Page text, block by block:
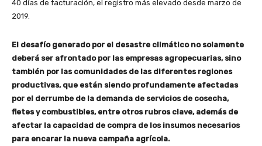
40 días de facturación, el registro más elevado desde marzo de
2019.
El desafío generado por el desastre climático no solamente
deberá ser afrontado por las empresas agropecuarias, sino
también por las comunidades de las diferentes regiones
productivas, que están siendo profundamente afectadas
por el derrumbe de la demanda de servicios de cosecha,
fletes y combustibles, entre otros rubros clave, además de
afectar la capacidad de compra de los insumos necesarios
para encarar la nueva campaña agrícola.